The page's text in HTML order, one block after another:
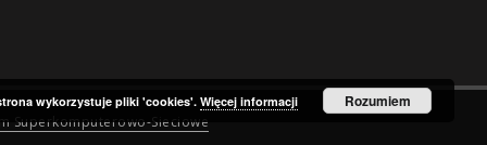
Superkomputerowo-Sieciowe
wykorzystuje pliki 'cookies'.Więcej informacji Rozumiem